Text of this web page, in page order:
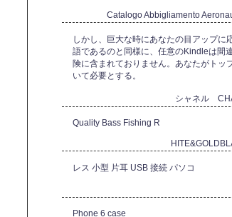
Catalogo Abbigliamento
しかし、巨大な時にあなたの目アップ
語であるのと同様に、任意のKindleは間
険に含まれておりません。あなたがトッ
いて必要とする。
シャネル
Quality Bass Fishing R
レス 小型 片耳 USB 接続 パソコ
Phone 6 case